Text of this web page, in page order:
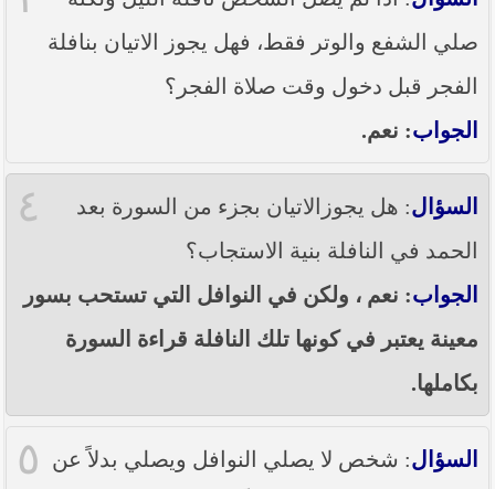
صلي الشفع والوتر فقط، فهل يجوز الاتيان بنافلة
الفجر قبل دخول وقت صلاة الفجر؟
الجواب: نعم.
٤ السؤال: هل يجوزالاتيان بجزء من السورة بعد
الحمد في النافلة بنية الاستجاب؟
الجواب: نعم ، ولكن في النوافل التي تستحب بسور
معينة يعتبر في كونها تلك النافلة قراءة السورة
بكاملها.
٥ السؤال: شخص لا يصلي النوافل ويصلي بدلاً عن